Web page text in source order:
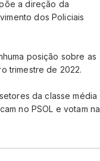
a direção da
dos Policiais
posição sobre as
trimestre de 2022.
da classe média
no PSOL e votam na